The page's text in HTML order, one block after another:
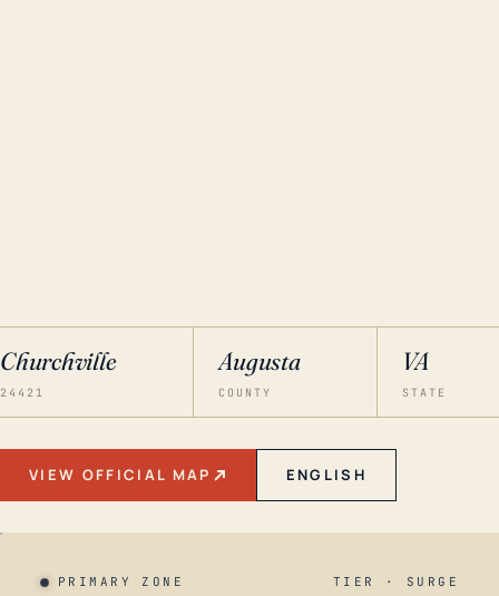
Churchville
24421
Augusta
COUNTY
VA
STATE
VIEW OFFICIAL MAP ENGLISH
PRIMARY ZONE TIER · SURGE